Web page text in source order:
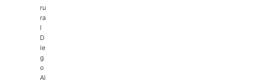
ru
ra
l
D
ie
g
o
Al